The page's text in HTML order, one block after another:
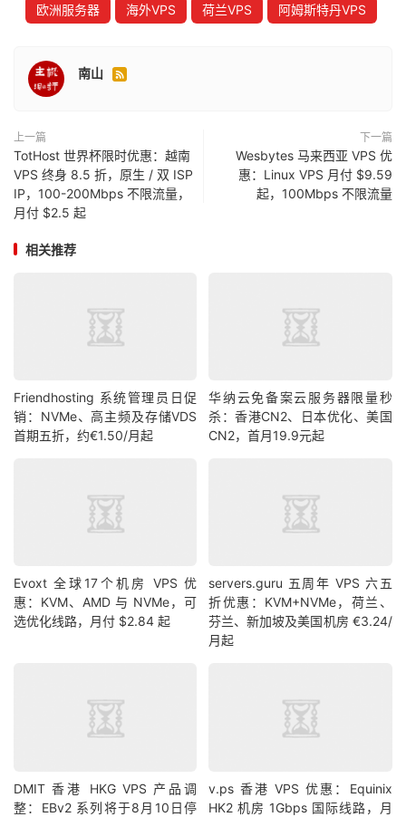
欧洲服务器 海外VPS 荷兰VPS 阿姆斯特丹VPS
南山 
上一篇
TotHost 世界杯限时优惠：越南
VPS 终身 8.5 折，原生 / 双 ISP
IP，100-200Mbps 不限流量，
月付 $2.5 起
下一篇
Wesbytes 马来西亚 VPS 优
惠：Linux VPS 月付 $9.59
起，100Mbps 不限流量
相关推荐
Friendhosting 系统管理员日促
销：NVMe、高主频及存储VDS
首期五折，约€1.50/月起
华纳云免备案云服务器限量秒
杀：香港CN2、日本优化、美国
CN2，首月19.9元起
Evoxt 全球17个机房 VPS 优
惠：KVM、AMD 与 NVMe，可
选优化线路，月付 $2.84 起
servers.guru 五周年 VPS 六五
折优惠：KVM+NVMe，荷兰、
芬兰、新加坡及美国机房 €3.24/
月起
DMIT 香港 HKG VPS 产品调
整：EBv2 系列将于8月10日停
v.ps 香港 VPS 优惠：Equinix
HK2 机房 1Gbps 国际线路，月